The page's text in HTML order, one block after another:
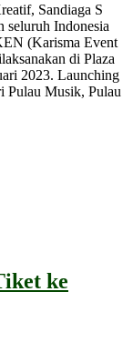
Sandiaga S
seluruh Indonesia
(Karisma Event
di Plaza
2023. Launching
Pulau Musik, Pulau
ke